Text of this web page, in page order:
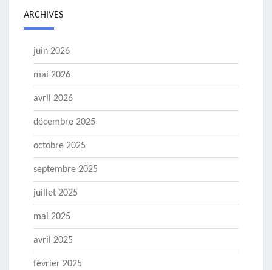
ARCHIVES
juin 2026
mai 2026
avril 2026
décembre 2025
octobre 2025
septembre 2025
juillet 2025
mai 2025
avril 2025
février 2025